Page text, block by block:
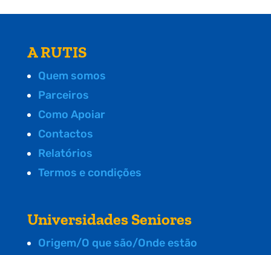
A RUTIS
Quem somos
Parceiros
Como Apoiar
Contactos
Relatórios
Termos e condições
Universidades Seniores
Origem/O que são/Onde estão